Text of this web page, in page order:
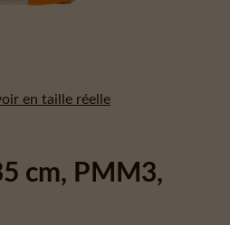
en taille réelle
cm, PMM3,